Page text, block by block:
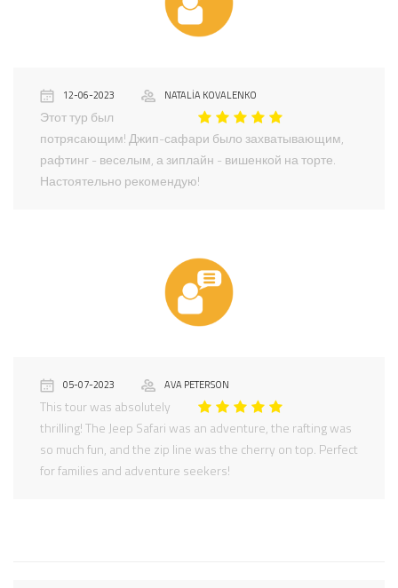
12-06-2023 NATALIA KOVALENKO
Этот тур был
потрясающим! Джип-сафари было захватывающим,
рафтинг - веселым, а зиплайн - вишенкой на торте.
Настоятельно рекомендую!
05-07-2023 AVA PETERSON
This tour was absolutely
thrilling! The Jeep Safari was an adventure, the rafting was
so much fun, and the zip line was the cherry on top. Perfect
for families and adventure seekers!